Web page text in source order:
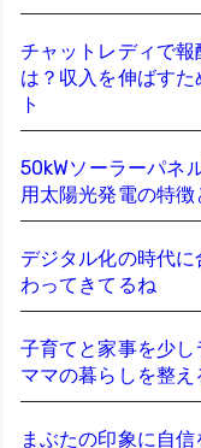
チャットレディで
は？収入を伸ばす
ト
50kWソーラーパネ
用太陽光発電の特
デジタル化の時代
わってきてるね
子育てと家事を少
ママの暮らしを整え
まぶたの印象に自